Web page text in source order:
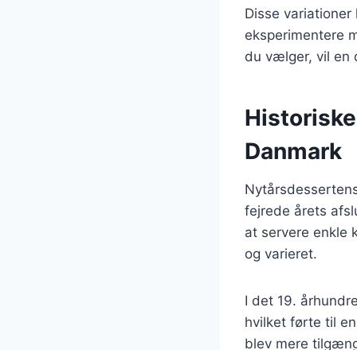
Disse
eksperimentere
du vælger, vil en
Danmark
fejrede årets
at servere enkle
og varieret.
I det 19.
hvilket førte til
blev mere